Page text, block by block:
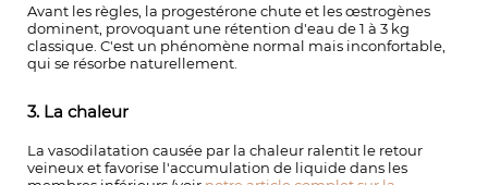
Avant les règles, la progestérone chute et les œstrogènes
dominent, provoquant une rétention d'eau de 1 à 3 kg
classique. C'est un phénomène normal mais inconfortable,
qui se résorbe naturellement.
3. La chaleur
La vasodilatation causée par la chaleur ralentit le retour
veineux et favorise l'accumulation de liquide dans les